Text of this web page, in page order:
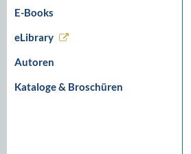
E-Books
eLibrary
Autoren
Kataloge & Broschüren